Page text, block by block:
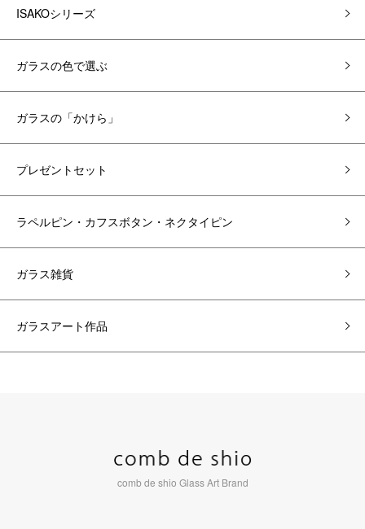
ISAKOシリーズ
ガラスの色で選ぶ
ガラスの「かけら」
プレゼントセット
ラペルピン・カフスボタン・ネクタイピン
ガラス雑貨
ガラスアート作品
comb de shio Glass Art Brand